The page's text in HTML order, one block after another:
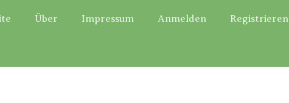
Über Impressum Anmelden Registrieren